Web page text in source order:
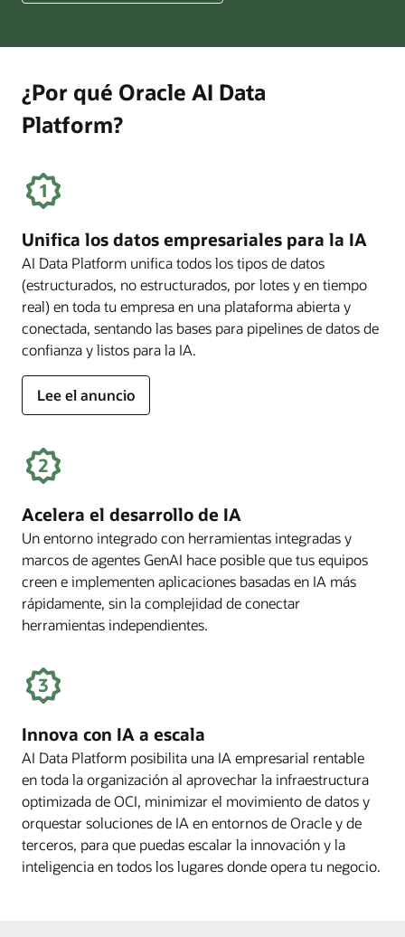
¿Por qué Oracle AI Data
Platform?
Unifica los datos empresariales para la IA
AI Data Platform unifica todos los tipos de datos
(estructurados, no estructurados, por lotes y en tiempo
real) en toda tu empresa en una plataforma abierta y
conectada, sentando las bases para pipelines de datos de
confianza y listos para la IA.
Lee el anuncio
Acelera el desarrollo de IA
Un entorno integrado con herramientas integradas y
marcos de agentes GenAI hace posible que tus equipos
creen e implementen aplicaciones basadas en IA más
rápidamente, sin la complejidad de conectar
herramientas independientes.
Innova con IA a escala
AI Data Platform posibilita una IA empresarial rentable
en toda la organización al aprovechar la infraestructura
optimizada de OCI, minimizar el movimiento de datos y
orquestar soluciones de IA en entornos de Oracle y de
terceros, para que puedas escalar la innovación y la
inteligencia en todos los lugares donde opera tu negocio.